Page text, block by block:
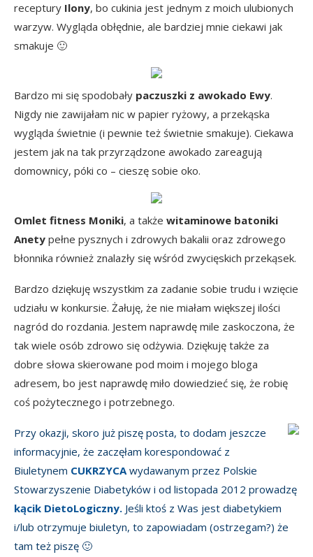
receptury Ilony, bo cukinia jest jednym z moich ulubionych
warzyw. Wygląda obłędnie, ale bardziej mnie ciekawi jak
smakuje 🙂
Bardzo mi się spodobały paczuszki z awokado Ewy.
Nigdy nie zawijałam nic w papier ryżowy, a przekąska
wygląda świetnie (i pewnie też świetnie smakuje). Ciekawa
jestem jak na tak przyrządzone awokado zareagują
domownicy, póki co – cieszę sobie oko.
Omlet fitness Moniki, a także witaminowe batoniki
Anety pełne pysznych i zdrowych bakalii oraz zdrowego
błonnika również znalazły się wśród zwycięskich przekąsek.
Bardzo dziękuję wszystkim za zadanie sobie trudu i wzięcie
udziału w konkursie. Żałuję, że nie miałam większej ilości
nagród do rozdania. Jestem naprawdę mile zaskoczona, że
tak wiele osób zdrowo się odżywia. Dziękuję także za
dobre słowa skierowane pod moim i mojego bloga
adresem, bo jest naprawdę miło dowiedzieć się, że robię
coś pożytecznego i potrzebnego.
Przy okazji, skoro już piszę posta, to dodam jeszcze
informacyjnie, że zaczęłam korespondować z
Biuletynem CUKRZYCAwydawanym przez Polskie
Stowarzyszenie Diabetyków i od listopada 2012 prowadzę
kącik DietoLogiczny. Jeśli ktoś z Was jest diabetykiem
i/lub otrzymuje biuletyn, to zapowiadam (ostrzegam?) że
tam też piszę 🙂